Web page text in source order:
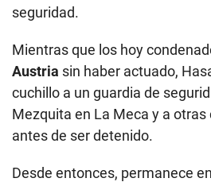
seguridad.
Mientras que los hoy
Austria sin haber actuado,
cuchillo a un guardia de
Mezquita en La Meca y a
antes de ser detenido.
Desde entonces, permanece